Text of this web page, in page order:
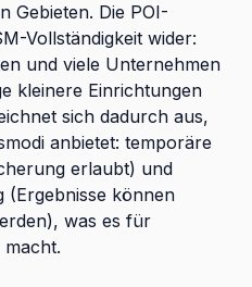
Gebieten. Die POI-
Vollständigkeit wider:
und viele Unternehmen
kleinere Einrichtungen
sich dadurch aus,
anbietet: temporäre
erlaubt) und
(Ergebnisse können
was es für